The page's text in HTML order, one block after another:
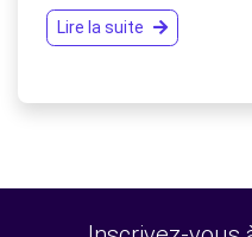
Lire la suite